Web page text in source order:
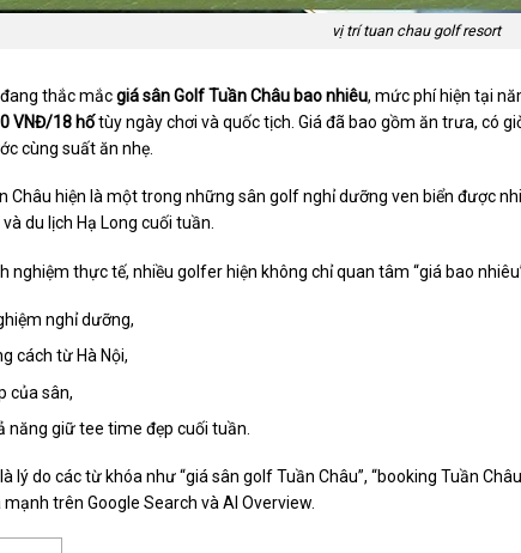
vị trí tuan chau golf resort
đang thắc mắcgiá sân Golf Tuần Châu bao nhiêu, mức phí hiện tại
VNĐ/18 hốtùy ngày chơi và quốc tịch. Giá đã bao gồm ăn trưa, có
cùng suất ăn nhẹ.
Châu hiện là một trong những sân golf nghỉ dưỡng ven biển được
du lịch Hạ Long cuối tuần.
nghiệm thực tế, nhiều golfer hiện không chỉ quan tâm “giá bao
nghỉ dưỡng,
cách từ Hà Nội,
của sân,
năng giữ tee time đẹp cuối tuần.
lý do các từ khóa như “giá sân golf Tuần Châu”, “booking Tuần
trên Google Search và AI Overview.